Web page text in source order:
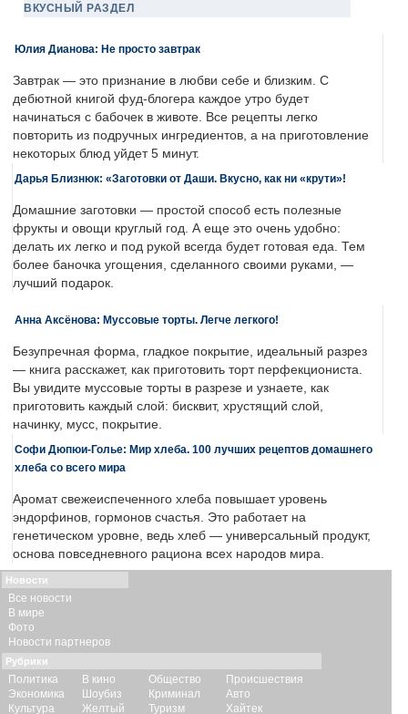
ВКУСНЫЙ РАЗДЕЛ
Юлия Дианова: Не просто завтрак
Завтрак — это признание в любви себе и близким. С
дебютной книгой фуд-блогера каждое утро будет
начинаться с бабочек в животе. Все рецепты легко
повторить из подручных ингредиентов, а на приготовление
некоторых блюд уйдет 5 минут.
Дарья Близнюк: «Заготовки от Даши. Вкусно, как ни «крути»!
Домашние заготовки — простой способ есть полезные
фрукты и овощи круглый год. А еще это очень удобно:
делать их легко и под рукой всегда будет готовая еда. Тем
более баночка угощения, сделанного своими руками, —
лучший подарок.
Анна Аксёнова: Муссовые торты. Легче легкого!
Безупречная форма, гладкое покрытие, идеальный разрез
— книга расскажет, как приготовить торт перфекциониста.
Вы увидите муссовые торты в разрезе и узнаете, как
приготовить каждый слой: бисквит, хрустящий слой,
начинку, мусс, покрытие.
Софи Дюпюи-Голье: Мир хлеба. 100 лучших рецептов домашнего
хлеба со всего мира
Аромат свежеиспеченного хлеба повышает уровень
эндорфинов, гормонов счастья. Это работает на
генетическом уровне, ведь хлеб — универсальный продукт,
основа повседневного рациона всех народов мира.
Новости
Все новости
В мире
Фото
Новости партнеров
Рубрики
Политика
Экономика
Культура
В кино
Шоубиз
Желтый
Общество
Криминал
Туризм
Происшествия
Авто
Хайтек